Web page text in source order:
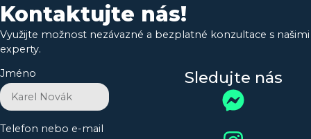
Kontaktujte nás!
Využijte možnost nezávazné a bezplatné konzultace s našimi
experty.
Jméno
Telefon nebo e-mail
Sledujte nás